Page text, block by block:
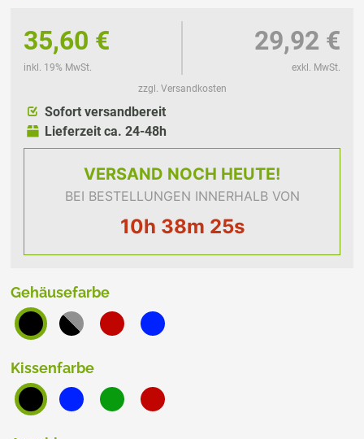
35,60 €
inkl. 19% MwSt.
29,92 €
exkl. MwSt.
zzgl. Versandkosten
Sofort versandbereit
Lieferzeit ca. 24-48h
VERSAND NOCH HEUTE!
BEI BESTELLUNGEN INNERHALB VON
10h 38m 25s
Gehäusefarbe
Kissenfarbe